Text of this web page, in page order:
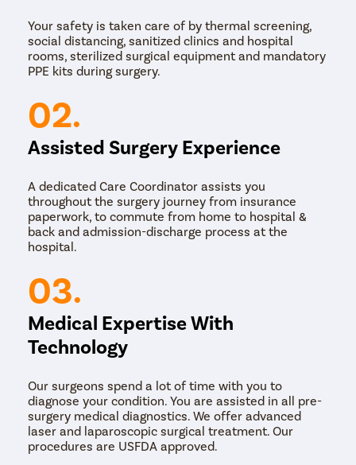
Your safety is taken care of by thermal screening,
social distancing, sanitized clinics and hospital
rooms, sterilized surgical equipment and mandatory
PPE kits during surgery.
02.
Assisted Surgery Experience
A dedicated Care Coordinator assists you
throughout the surgery journey from insurance
paperwork, to commute from home to hospital &
back and admission-discharge process at the
hospital.
03.
Medical Expertise With
Technology
Our surgeons spend a lot of time with you to
diagnose your condition. You are assisted in all pre-
surgery medical diagnostics. We offer advanced
laser and laparoscopic surgical treatment. Our
procedures are USFDA approved.